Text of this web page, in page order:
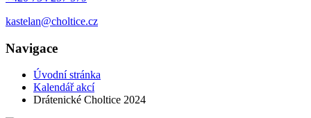
kastelan@choltice.cz
Navigace
Úvodní stránka
Kalendář akcí
Drátenické Choltice 2024